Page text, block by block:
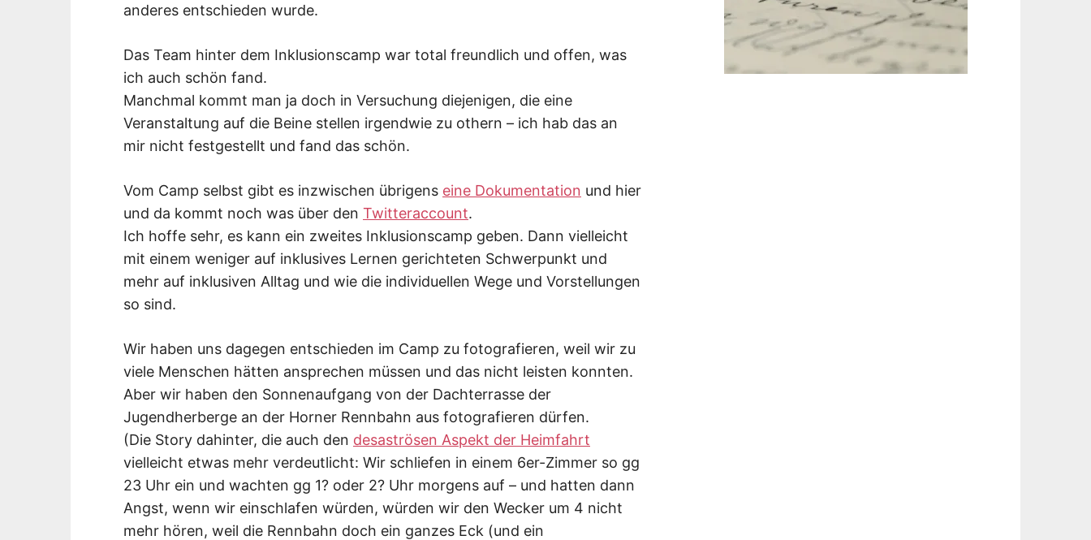
anderes entschieden wurde.
Das Team hinter dem Inklusionscamp war total freundlich und offen, was
ich auch schön fand.
Manchmal kommt man ja doch in Versuchung diejenigen, die eine
Veranstaltung auf die Beine stellen irgendwie zu othern – ich hab das an
mir nicht festgestellt und fand das schön.
Vom Camp selbst gibt es inzwischen übrigens eine Dokumentation und hier
und da kommt noch was über den Twitteraccount.
Ich hoffe sehr, es kann ein zweites Inklusionscamp geben. Dann vielleicht
mit einem weniger auf inklusives Lernen gerichteten Schwerpunkt und
mehr auf inklusiven Alltag und wie die individuellen Wege und Vorstellungen
so sind.
Wir haben uns dagegen entschieden im Camp zu fotografieren, weil wir zu
viele Menschen hätten ansprechen müssen und das nicht leisten konnten.
Aber wir haben den Sonnenaufgang von der Dachterrasse der
Jugendherberge an der Horner Rennbahn aus fotografieren dürfen.
(Die Story dahinter, die auch den desaströsen Aspekt der Heimfahrt
vielleicht etwas mehr verdeutlicht: Wir schliefen in einem 6er-Zimmer so gg
23 Uhr ein und wachten gg 1? oder 2? Uhr morgens auf – und hatten dann
Angst, wenn wir einschlafen würden, würden wir den Wecker um 4 nicht
mehr hören, weil die Rennbahn doch ein ganzes Eck (und ein